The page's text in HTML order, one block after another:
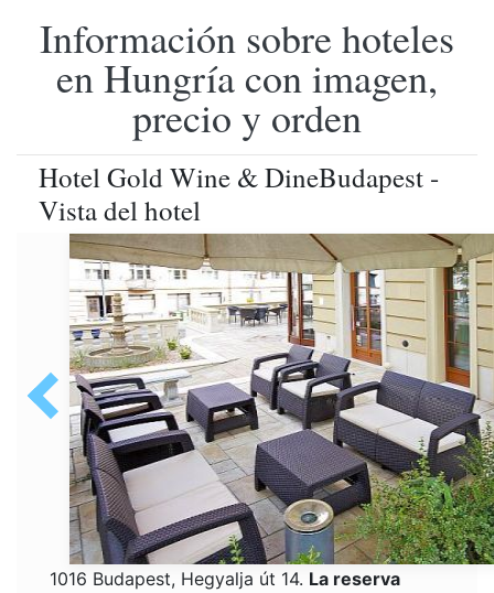
Información sobre hoteles
en Hungría con imagen,
precio y orden
Hotel Gold Wine & DineBudapest -
Vista del hotel
1016 Budapest, Hegyalja út 14. La reserva